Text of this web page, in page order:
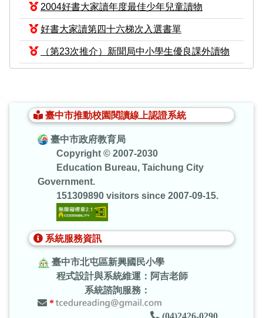
2004好書大家讀年度最佳少年兒童讀物
好書大家讀第四十六梯次入選書單
（第23次推介）新聞局中小學生優良課外讀物
臺中市推動校園閱讀線上認證系統
臺中市政府教育局
Copyright © 2007-2030
Education Bureau, Taichung City
Government.
151309890 visitors since 2007-09-15.
系統服務資訊
臺中市北屯區新興國民小學
程式設計與系統維運：阿吉老師
系統諮詢服務：
*
(04)2426-0290